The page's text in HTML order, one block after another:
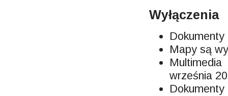
Wyłączenia
Mapy są
września